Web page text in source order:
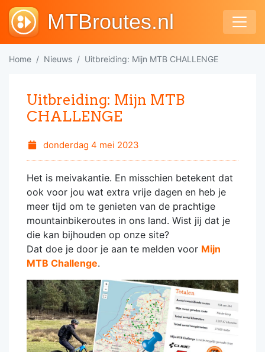
MTBroutes.nl
Home Nieuws Uitbreiding: Mijn MTB CHALLENGE
Uitbreiding: Mijn MTB
CHALLENGE
donderdag 4 mei 2023
Het is meivakantie. En misschien betekent dat
ook voor jou wat extra vrije dagen en heb je
meer tijd om te genieten van de prachtige
mountainbikeroutes in ons land. Wist jij dat je
die kan bijhouden op onze site?
Dat doe je door je aan te melden voor Mijn
MTB Challenge.